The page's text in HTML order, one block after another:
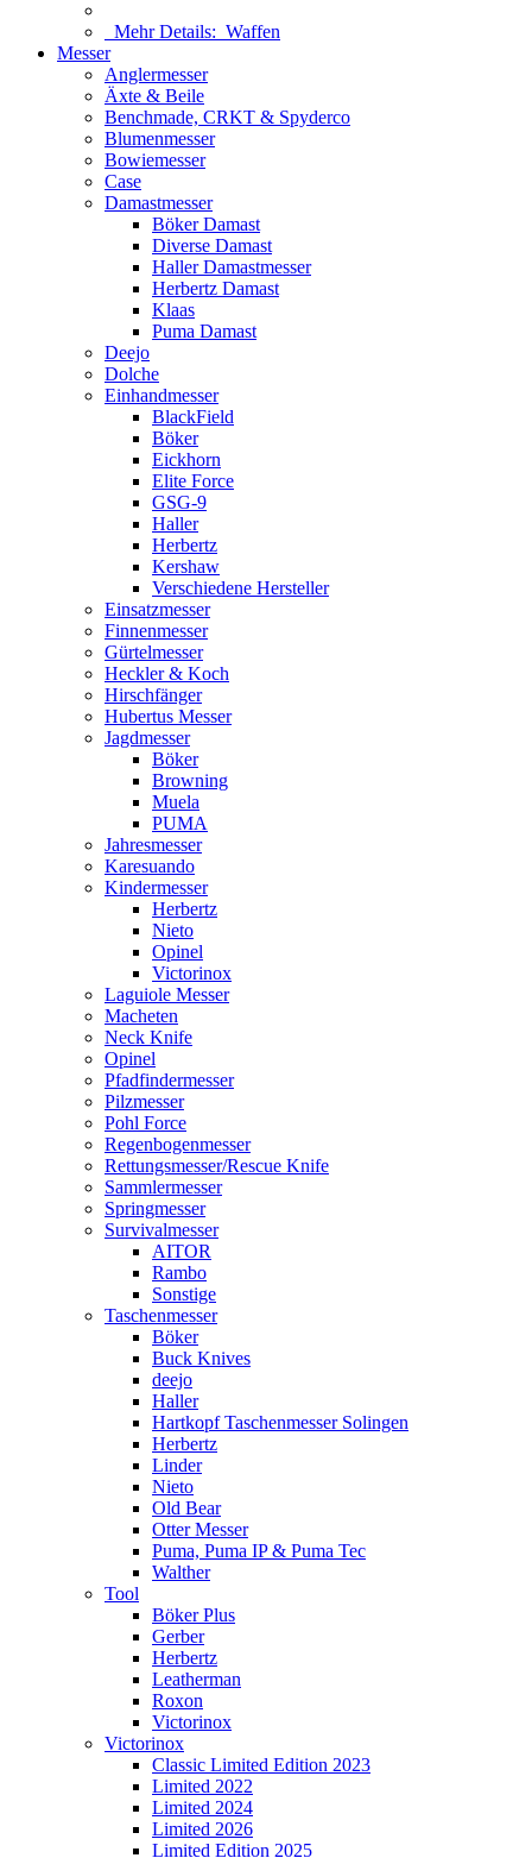
Mehr Details: Waffen
Messer
Anglermesser
Äxte & Beile
Benchmade, CRKT & Spyderco
Blumenmesser
Bowiemesser
Case
Damastmesser
Böker Damast
Diverse Damast
Haller Damastmesser
Herbertz Damast
Klaas
Puma Damast
Deejo
Dolche
Einhandmesser
BlackField
Böker
Eickhorn
Elite Force
GSG-9
Haller
Herbertz
Kershaw
Verschiedene Hersteller
Einsatzmesser
Finnenmesser
Gürtelmesser
Heckler & Koch
Hirschfänger
Hubertus Messer
Jagdmesser
Böker
Browning
Muela
PUMA
Jahresmesser
Karesuando
Kindermesser
Herbertz
Nieto
Opinel
Victorinox
Laguiole Messer
Macheten
Neck Knife
Opinel
Pfadfindermesser
Pilzmesser
Pohl Force
Regenbogenmesser
Rettungsmesser/Rescue Knife
Sammlermesser
Springmesser
Survivalmesser
AITOR
Rambo
Sonstige
Taschenmesser
Böker
Buck Knives
deejo
Haller
Hartkopf Taschenmesser Solingen
Herbertz
Linder
Nieto
Old Bear
Otter Messer
Puma, Puma IP & Puma Tec
Walther
Tool
Böker Plus
Gerber
Herbertz
Leatherman
Roxon
Victorinox
Victorinox
Classic Limited Edition 2023
Limited 2022
Limited 2024
Limited 2026
Limited Edition 2025